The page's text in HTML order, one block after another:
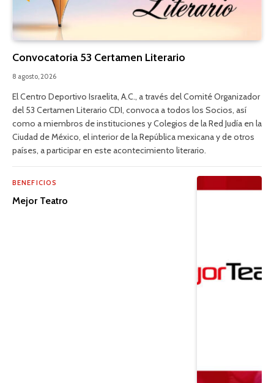
Convocatoria 53 Certamen Literario
8 agosto, 2026
El Centro Deportivo Israelita, A.C., a través del Comité Organizador
del 53 Certamen Literario CDI, convoca a todos los Socios, así
como a miembros de instituciones y Colegios de la Red Judía en la
Ciudad de México, el interior de la República mexicana y de otros
países, a participar en este acontecimiento literario.
BENEFICIOS
Mejor Teatro